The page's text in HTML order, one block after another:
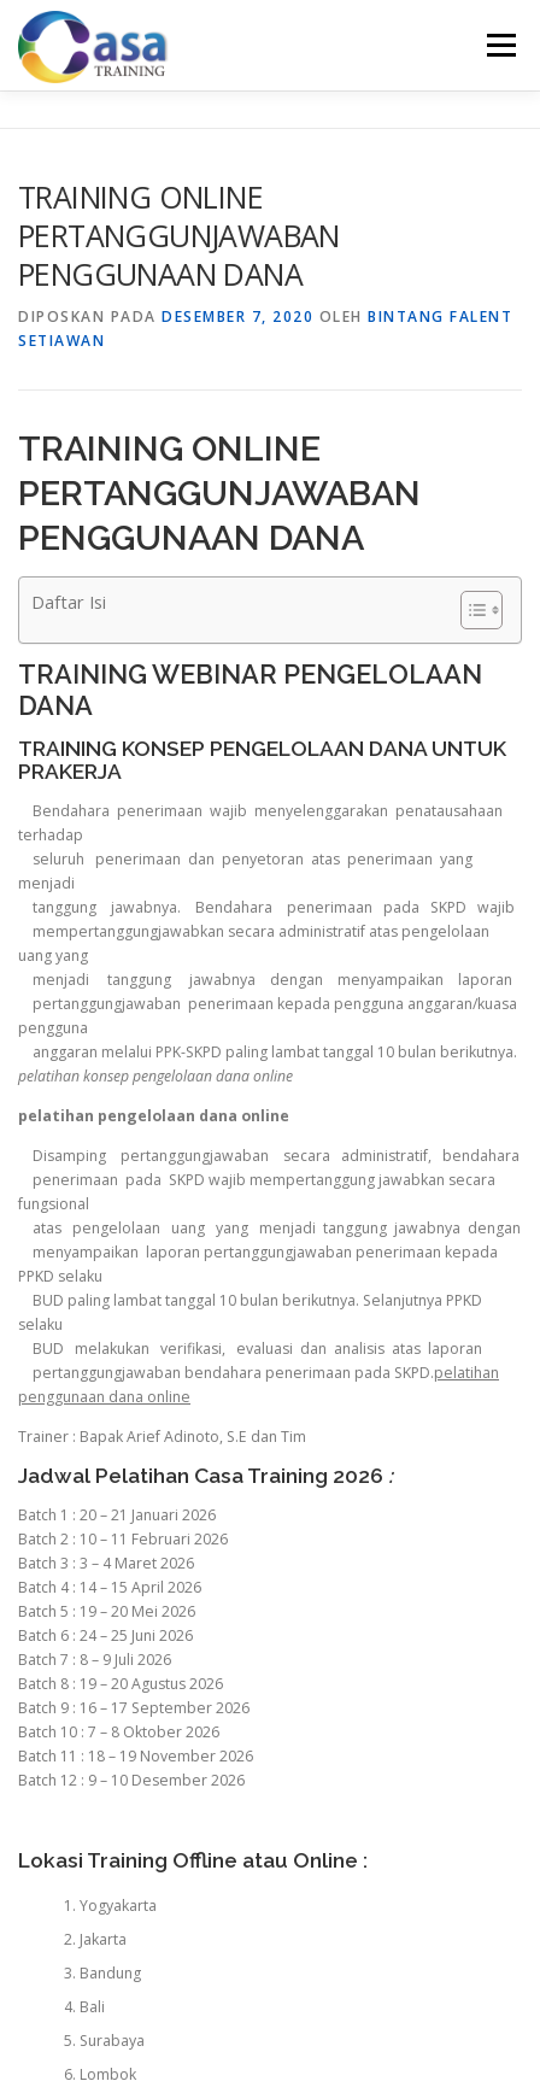
Lompat
konten
Menu
KONTAK KAMI SERTIFIKASI
TRAINING ONLINE
PERTANGGUNJAWABAN
PENGGUNAAN DANA
DIPOSKAN PADA DESEMBER 7, 2020 OLEH BINTANG FALENT
SETIAWAN
TRAINING ONLINE
PERTANGGUNJAWABAN
PENGGUNAAN DANA
Daftar Isi
TRAINING WEBINAR PENGELOLAAN
DANA
TRAINING KONSEP PENGELOLAAN DANA UNTUK
PRAKERJA
Bendahara penerimaan wajib menyelenggarakan penatausahaan
terhadap
seluruh penerimaan dan penyetoran atas penerimaan yang
menjadi
tanggung jawabnya. Bendahara penerimaan pada SKPD wajib
mempertanggungjawabkan secara administratif atas pengelolaan
uang yang
menjadi tanggung jawabnya dengan menyampaikan laporan
pertanggungjawaban penerimaan kepada pengguna anggaran/kuasa
pengguna
anggaran melalui PPK-SKPD paling lambat tanggal 10 bulan berikutnya.
pelatihan konsep pengelolaan dana online
pelatihan pengelolaan dana online
Disamping pertanggungjawaban secara administratif, bendahara
penerimaan pada SKPD wajib mempertanggung jawabkan secara
fungsional
atas pengelolaan uang yang menjadi tanggung jawabnya dengan
menyampaikan laporan pertanggungjawaban penerimaan kepada
PPKD selaku
BUD paling lambat tanggal 10 bulan berikutnya. Selanjutnya PPKD
selaku
BUD melakukan verifikasi, evaluasi dan analisis atas laporan
pertanggungjawaban bendahara penerimaan pada SKPD.pelatihan
penggunaan dana online
Trainer : Bapak Arief Adinoto, S.E dan Tim
Jadwal Pelatihan Casa Training 2026 :
Batch 1 : 20 – 21 Januari 2026
Batch 2 : 10 – 11 Februari 2026
Batch 3 : 3 – 4 Maret 2026
Batch 4 : 14 – 15 April 2026
Batch 5 : 19 – 20 Mei 2026
Batch 6 : 24 – 25 Juni 2026
Batch 7 : 8 – 9 Juli 2026
Batch 8 : 19 – 20 Agustus 2026
Batch 9 : 16 – 17 September 2026
Batch 10 : 7 – 8 Oktober 2026
Batch 11 : 18 – 19 November 2026
Batch 12 : 9 – 10 Desember 2026
Lokasi Training Offline atau Online :
Yogyakarta
Jakarta
Bandung
Bali
Surabaya
Lombok